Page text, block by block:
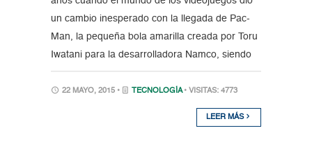
un cambio inesperado con la llegada de Pac-
Man, la pequeña bola amarilla creada por Toru
Iwatani para la desarrolladora Namco, siendo
22 MAYO, 2015 • TECNOLOGÍA • VISITAS: 4773
LEER MÁS